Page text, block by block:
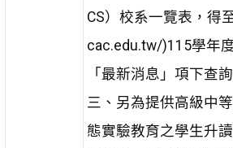
CS）校系一覽表，得
cac.edu.tw/)115學年
「最新消息」項下查詢
三、另為提供高級中
態實驗教育之學生升